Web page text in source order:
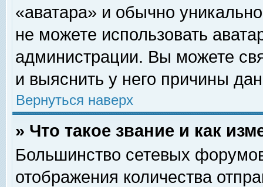
«аватара» и обычно
не можете использовать
администрации. Вы можете
и выяснить у него причины
Вернуться наверх
» Что такое звание и как
Большинство сетевых
отображения количества